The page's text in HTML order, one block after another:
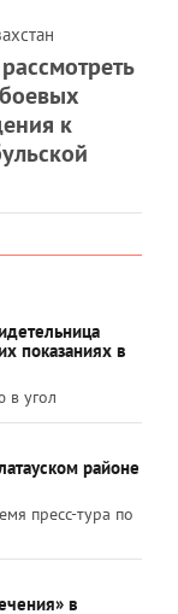
к
показаниях в
в угол
районе
пресс-тура по
в